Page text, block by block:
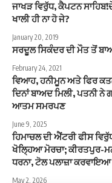
ਜਾਖੜ ਵਿਰੁੱਧ, ਕੈਪਟਨ
ਖਾਲੀ ਹੀ ਨਾ ਹੋ ਜੇ?
January 20, 2019
ਸਰਦੂਲ ਸਿਕੰਦਰ ਦੀ ਮੌਤ ਤੋਂ
February 24, 2021
ਵਿਆਹ, ਹਨੀਮੂਨ ਅਤੇ ਫਿਰ
ਦਿਨਾਂ ਬਾਅਦ ਮਿਲੀ, ਪਤਨੀ ਨੇ
ਆਤਮ ਸਮਰਪਣ
June 9, 2025
ਹਿਮਾਚਲ ਦੀ ਐਂਟਰੀ ਫੀਸ
ਖੋਲ੍ਹਿਆ ਮੋਰਚਾ; ਕੀਰਤਪੁਰ-
ਧਰਨਾ, ਟੋਲ ਪਲਾਜ਼ਾ ਕਰਵਾਇਆ
May 2, 2026